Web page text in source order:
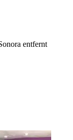
entfernt